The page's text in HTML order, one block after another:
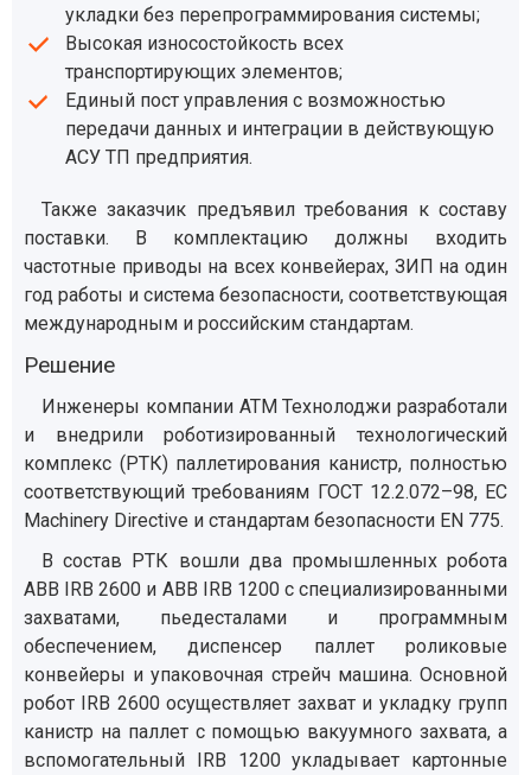
укладки без перепрограммирования системы;
Высокая износостойкость всех
транспортирующих элементов;
Единый пост управления с возможностью
передачи данных и интеграции в действующую
АСУ ТП предприятия.
Также заказчик предъявил требования к составу
поставки. В комплектацию должны входить
частотные приводы на всех конвейерах, ЗИП на один
год работы и система безопасности, соответствующая
международным и российским стандартам.
Решение
Инженеры компании АТМ Технолоджи разработали
и внедрили роботизированный технологический
комплекс (РТК) паллетирования канистр, полностью
соответствующий требованиям ГОСТ 12.2.072–98, EC
Machinery Directive и стандартам безопасности EN 775.
В состав РТК вошли два промышленных робота
ABB IRB 2600 и ABB IRB 1200 с специализированными
захватами, пьедесталами и программным
обеспечением, диспенсер паллет роликовые
конвейеры и упаковочная стрейч машина. Основной
робот IRB 2600 осуществляет захват и укладку групп
канистр на паллет с помощью вакуумного захвата, а
вспомогательный IRB 1200 укладывает картонные